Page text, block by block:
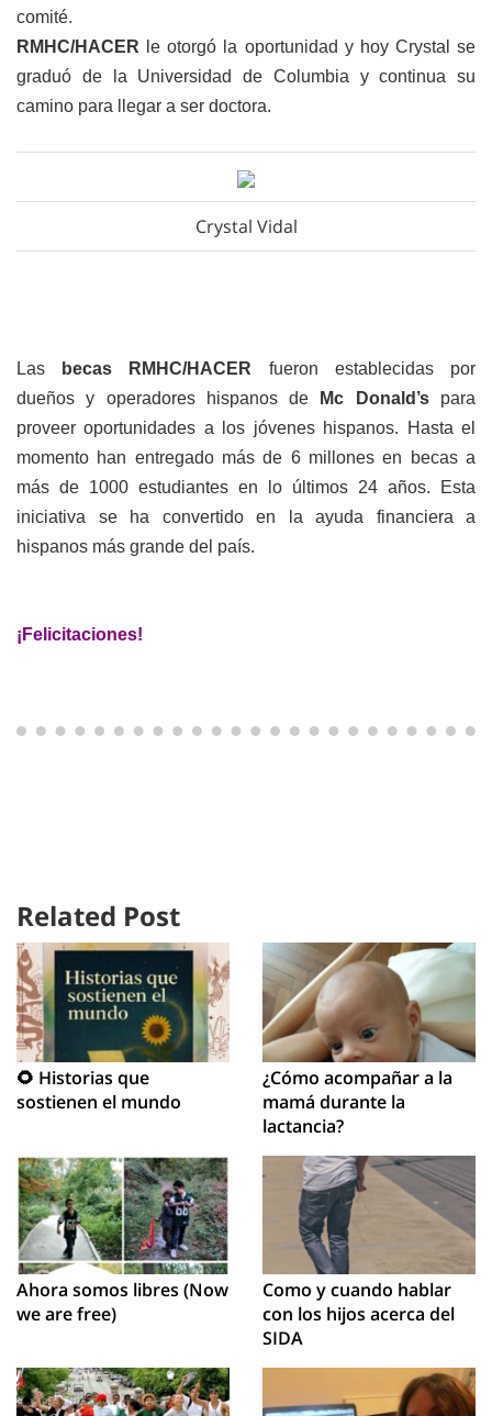
comité.
RMHC/HACER
le otorgó la oportunidad y hoy Crystal se
graduó de la Universidad de Columbia y continua su
camino para llegar a ser doctora.
Crystal Vidal
Las becas RMHC/HACER fueron establecidas por
dueños y operadores hispanos de
Mc Donald’s para
proveer oportunidades a los jóvenes hispanos. Hasta el
momento han entregado más de 6 millones en becas a
más de 1000 estudiantes en lo últimos 24 años. Esta
iniciativa se ha convertido en la ayuda financiera a
hispanos más grande del país.
¡Felicitaciones!
Related Post
🌻 Historias que
sostienen el mundo
¿Cómo acompañar a la
mamá durante la
lactancia?
Ahora somos libres (Now
we are free)
Como y cuando hablar
con los hijos acerca del
SIDA